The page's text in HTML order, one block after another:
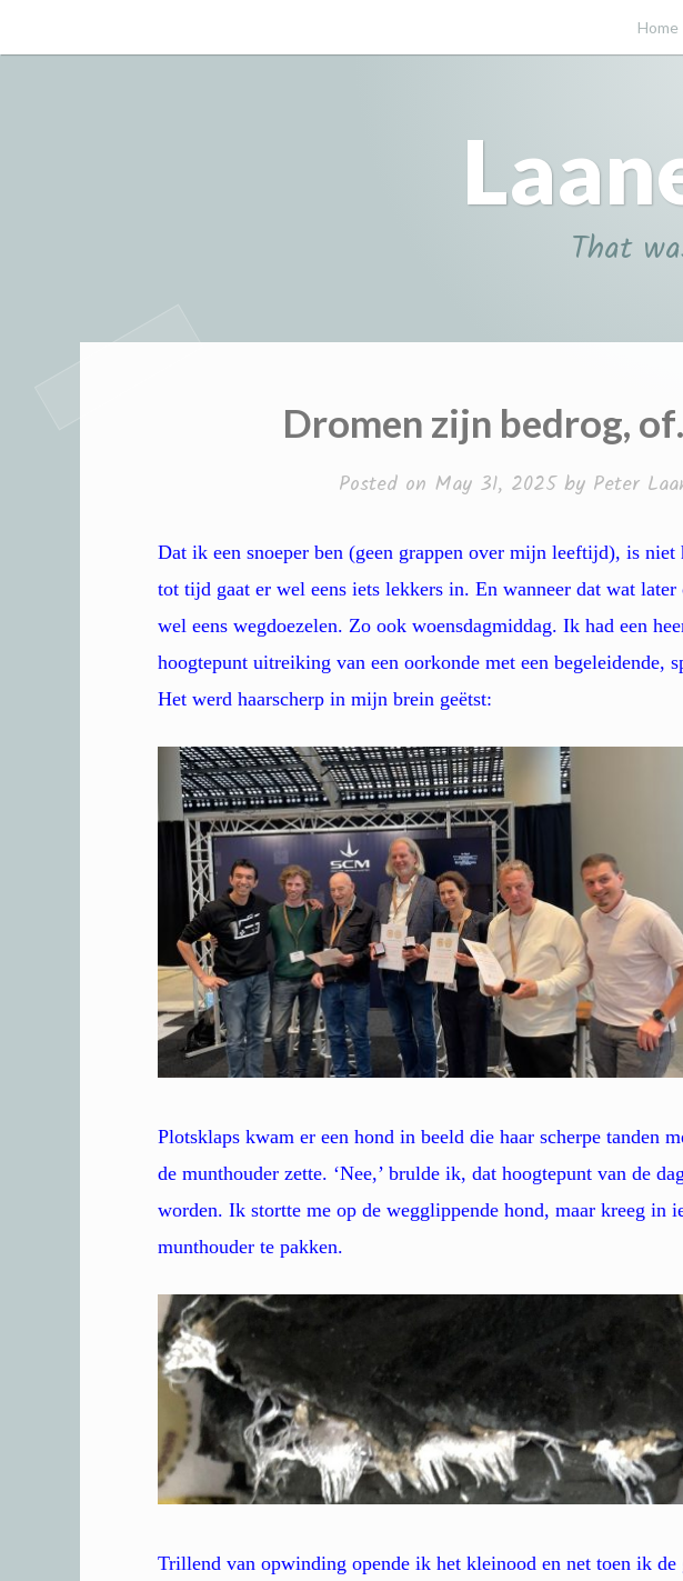
to
Home
That
Dromen zijn bedrog,
Posted on May 31, 2025by Peter
Dat ik een snoeper ben (geen grappen over mijn leeftijd), is
tot tijd gaat er wel eens iets lekkers in. En wanneer dat wat
wel eens wegdoezelen. Zo ook woensdagmiddag. Ik had een
hoogtepunt uitreiking van een oorkonde met een begeleidende,
Het werd haarscherp in mijn brein geëtst:
Plotsklaps kwam er een hond in beeld die haar scherpe tanden
de munthouder zette. ‘Nee,’ brulde ik, dat hoogtepunt van de
worden. Ik stortte me op de wegglippende hond, maar kreeg in
munthouder te pakken.
Trillend van opwinding opende ik het kleinood en net toen ik de